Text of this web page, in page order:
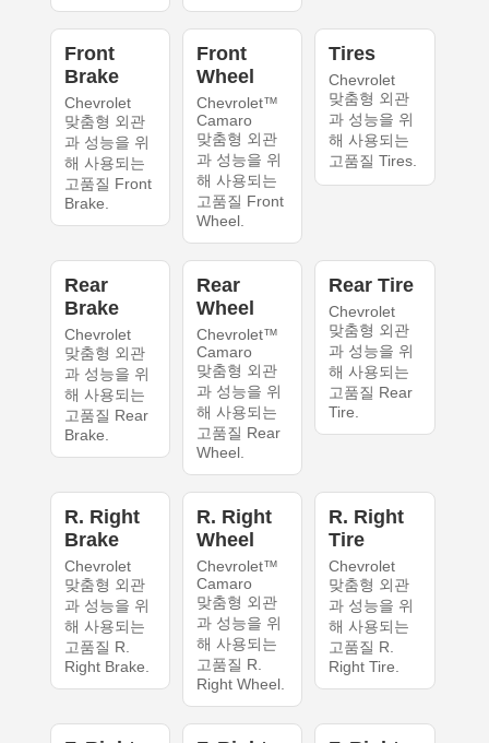
Front
Brake
Chevrolet
맞춤형 외관
과 성능을 위
해 사용되는
고품질 Front
Brake.
Front
Wheel
Chevrolet™
Camaro
맞춤형 외관
과 성능을 위
해 사용되는
고품질 Front
Wheel.
Tires
Chevrolet
맞춤형 외관
과 성능을 위
해 사용되는
고품질 Tires.
Rear
Brake
Chevrolet
맞춤형 외관
과 성능을 위
해 사용되는
고품질 Rear
Brake.
Rear
Wheel
Chevrolet™
Camaro
맞춤형 외관
과 성능을 위
해 사용되는
고품질 Rear
Wheel.
Rear Tire
Chevrolet
맞춤형 외관
과 성능을 위
해 사용되는
고품질 Rear
Tire.
R. Right
Brake
Chevrolet
맞춤형 외관
과 성능을 위
해 사용되는
고품질 R.
Right Brake.
R. Right
Wheel
Chevrolet™
Camaro
맞춤형 외관
과 성능을 위
해 사용되는
고품질 R.
Right Wheel.
R. Right
Tire
Chevrolet
맞춤형 외관
과 성능을 위
해 사용되는
고품질 R.
Right Tire.